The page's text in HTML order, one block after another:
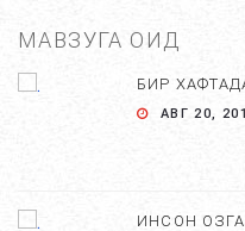
МАВЗУГА ОИД
БИР
АВГ 20,
ИНСОН